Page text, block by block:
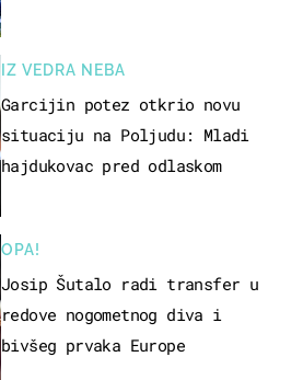
IZ VEDRA NEBA
Garcijin potez otkrio novu
situaciju na Poljudu: Mladi
hajdukovac pred odlaskom
OPA!
Josip Šutalo radi transfer u
redove nogometnog diva i
bivšeg prvaka Europe